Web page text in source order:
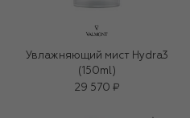
Увлажняющий мист Hydra3
(150ml)
29 570 ₽